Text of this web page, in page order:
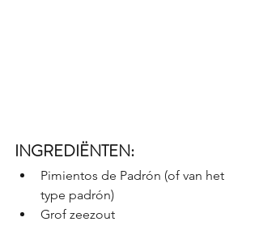
INGREDIËNTEN:
Pimientos de Padrón (of van het
type padrón)
Grof zeezout